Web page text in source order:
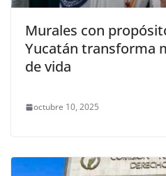
Murales con
Yucatán transforma
de vida
octubre 10, 2025